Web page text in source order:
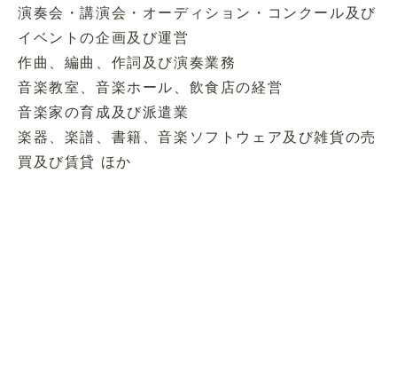
演奏会・講演会・オーディション・コンクール及び
イベントの企画及び運営
作曲、編曲、作詞及び演奏業務
音楽教室、音楽ホール、飲食店の経営
音楽家の育成及び派遣業
楽器、楽譜、書籍、音楽ソフトウェア及び雑貨の売
買及び賃貸 ほか